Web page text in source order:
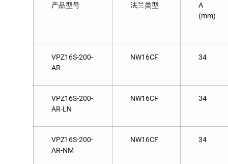
产品型号 法兰类型
A
(mm)
VPZ16S-200-
AR
NW16CF 34
VPZ16S-200-
AR-LN
NW16CF 34
VPZ16S-200-
AR-NM
NW16CF 34